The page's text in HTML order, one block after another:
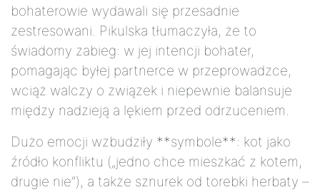
bohaterowie wydawali się przesadnie
zestresowani. Pikulska tłumaczyła, że to
świadomy zabieg: w jej intencji bohater,
pomagając byłej partnerce w przeprowadzce,
wciąż walczy o związek i niepewnie balansuje
między nadzieją a lękiem przed odrzuceniem.
Dużo emocji wzbudziły **symbole**: kot jako
źródło konfliktu („jedno chce mieszkać z kotem,
drugie nie”), a także sznurek od torebki herbaty –